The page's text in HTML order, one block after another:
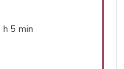
heure
h 5minutes
min